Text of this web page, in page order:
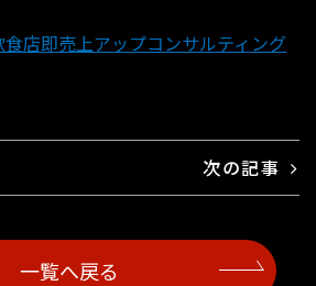
店即売上アップコンサルティング
次の記事
一覧へ戻る